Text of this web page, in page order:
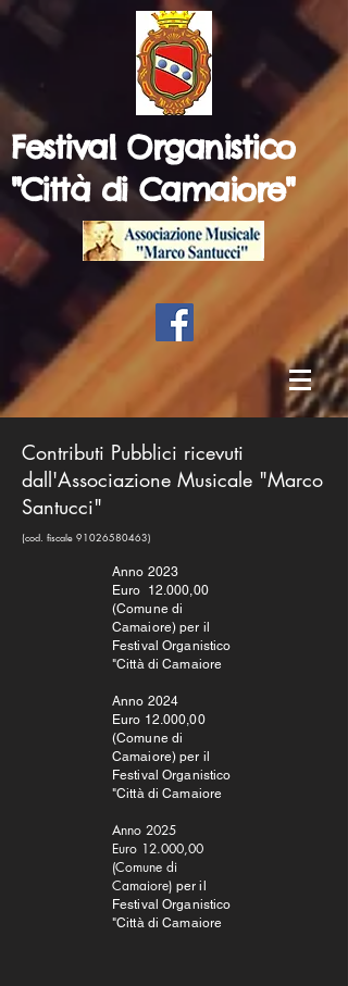
Festival Organistico
"Città di Camaiore"
Contributi Pubblici ricevuti
dall'Associazione Musicale "Marco
Santucci"
(cod. fiscale 91026580463)
Anno 2023
Euro 12.000,00
(Comune di
Camaiore) per il
Festival Organistico
"Città di Camaiore
Anno 2024
Euro 12.000,00
(Comune di
Camaiore) per il
Festival Organistico
"Città di Camaiore
Anno 2025
Euro 12.000,00
(Comune di
Camaiore) per il
Festival Organistico
"Città di Camaiore